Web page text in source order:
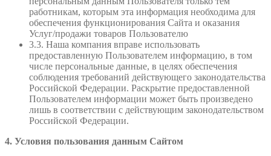
работникам, которым эта информация необходима для
обеспечения функционирования Сайта и оказания
Услуг/продажи товаров Пользователю
3.3. Наша компания вправе использовать
предоставленную Пользователем информацию, в том
числе персональные данные, в целях обеспечения
соблюдения требований действующего законодательства
Российской Федерации. Раскрытие предоставленной
Пользователем информации может быть произведено
лишь в соответствии с действующим законодательством
Российской Федерации.
4. Условия пользования данным Сайтом